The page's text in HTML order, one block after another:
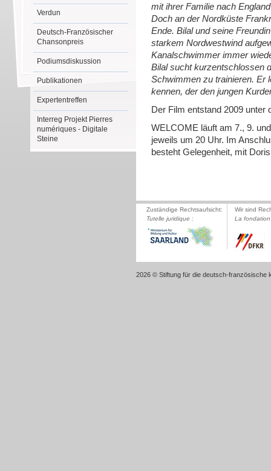
Verdun
Deutsch-Französischer
Chansonpreis
Podiumsdiskussion
Publikationen
Expertentreffen
Interreg Projekt Pierres
numériques - Digitale
Steine
mit ihrer Familie nach
Doch an der Nordküste
Ende. Bilal und seine
starkem Nordwestwind
Kanalschwimmer immer
Bilal sucht kurzentschlossen
Schwimmen zu trainieren. Er
kennen, der den jungen
Der Film entstand 2009 unter
WELCOME läuft am 7., 9.
jeweils um 20 Uhr. Im
besteht Gelegenheit, mit
Zuständige Rechtsaufsicht:
Tutelle juridique :
Wir sind
La
2026 © Stiftung für die deutsch-französische